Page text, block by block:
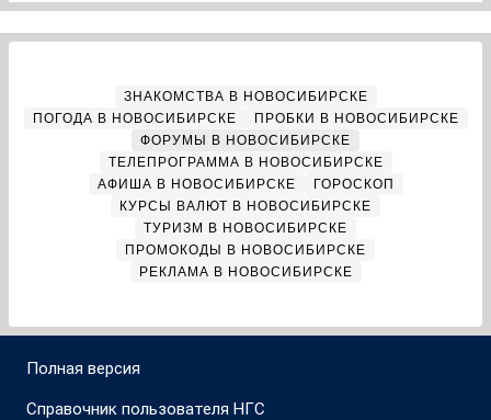
ЗНАКОМСТВА В НОВОСИБИРСКЕ
ПОГОДА В НОВОСИБИРСКЕ
ПРОБКИ В НОВОСИБИРСКЕ
ФОРУМЫ В НОВОСИБИРСКЕ
ТЕЛЕПРОГРАММА В НОВОСИБИРСКЕ
АФИША В НОВОСИБИРСКЕ
ГОРОСКОП
КУРСЫ ВАЛЮТ В НОВОСИБИРСКЕ
ТУРИЗМ В НОВОСИБИРСКЕ
ПРОМОКОДЫ В НОВОСИБИРСКЕ
РЕКЛАМА В НОВОСИБИРСКЕ
Полная версия
Справочник пользователя НГС